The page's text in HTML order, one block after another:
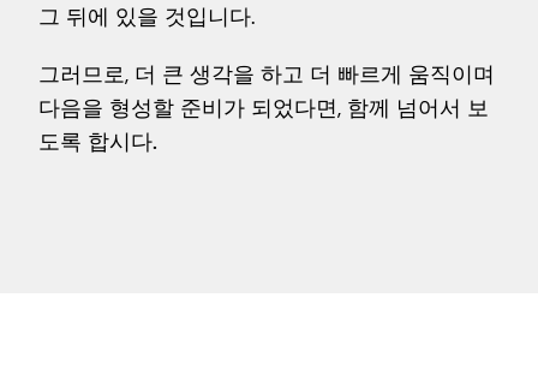
그 뒤에 있을 것입니다.
그러므로, 더 큰 생각을 하고 더 빠르게 움직이며
다음을 형성할 준비가 되었다면, 함께 넘어서 보
도록 합시다.